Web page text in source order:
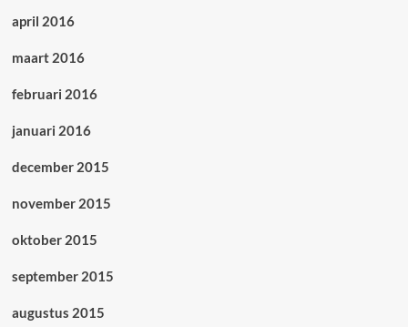
april 2016
maart 2016
februari 2016
januari 2016
december 2015
november 2015
oktober 2015
september 2015
augustus 2015